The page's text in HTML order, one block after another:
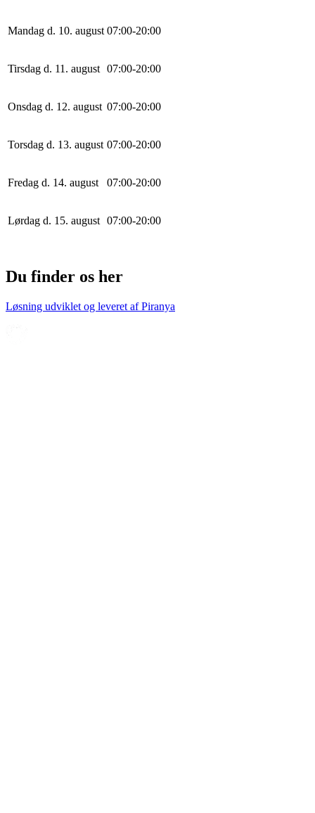
Mandag d. 10. august 07:00-20:00
Tirsdag d. 11. august 07:00-20:00
Onsdag d. 12. august 07:00-20:00
Torsdag d. 13. august 07:00-20:00
Fredag d. 14. august 07:00-20:00
Lørdag d. 15. august 07:00-20:00
Du finder os her
Løsning udviklet og leveret afPiranya